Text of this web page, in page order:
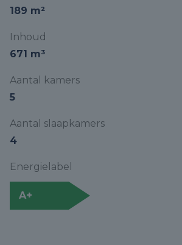
189 m²
Inhoud
671 m³
Aantal kamers
5
Aantal slaapkamers
4
Energielabel
A+